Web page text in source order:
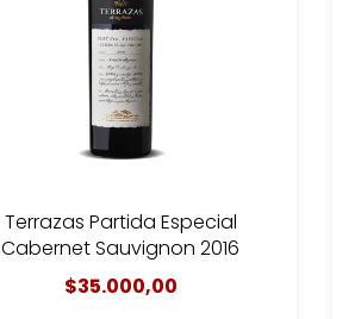
Terrazas Partida Especial
Cabernet Sauvignon 2016
$35.000,00